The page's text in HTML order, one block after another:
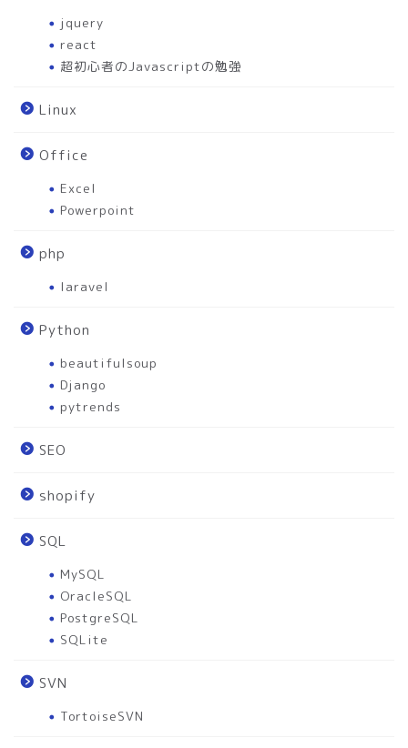
jquery
react
超初心者のJavascriptの勉強
Linux
Office
Excel
Powerpoint
php
laravel
Python
beautifulsoup
Django
pytrends
SEO
shopify
SQL
MySQL
OracleSQL
PostgreSQL
SQLite
SVN
TortoiseSVN